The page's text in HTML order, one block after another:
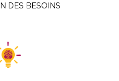
DES BESOINS